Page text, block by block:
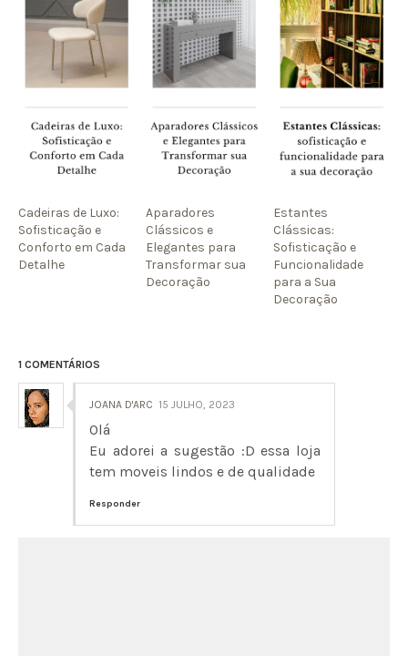
Cadeiras de Luxo:
Sofisticação e
Conforto em Cada
Detalhe
Aparadores
Clássicos e
Elegantes para
Transformar sua
Decoração
Estantes
Clássicas:
Sofisticação e
Funcionalidade
para a Sua
Decoração
1 COMENTÁRIOS
JOANA D'ARC 15 JULHO, 2023
Olá
Eu adorei a sugestão :D essa loja
tem moveis lindos e de qualidade
Responder